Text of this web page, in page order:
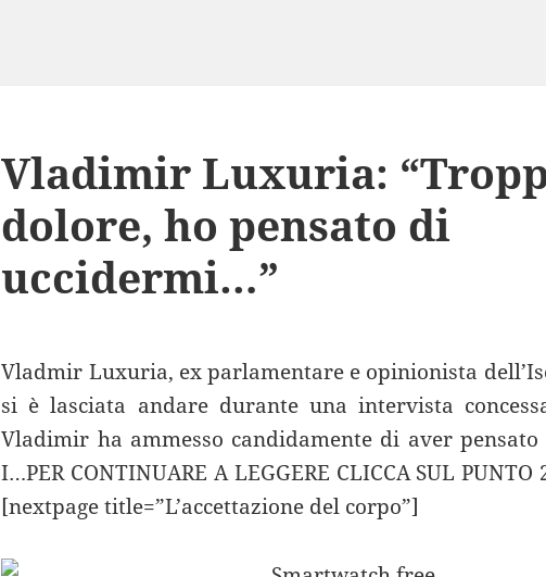
Vladimir Luxuria:
dolore, ho pensato di
uccidermi…”
Vladmir Luxuria, ex parlamentare e opinionista
si è lasciata andare durante una intervista
Vladimir ha ammesso candidamente di aver
I…PER CONTINUARE A LEGGERE CLICCA SUL PUNTO
[nextpage title=”L’accettazione del corpo”]